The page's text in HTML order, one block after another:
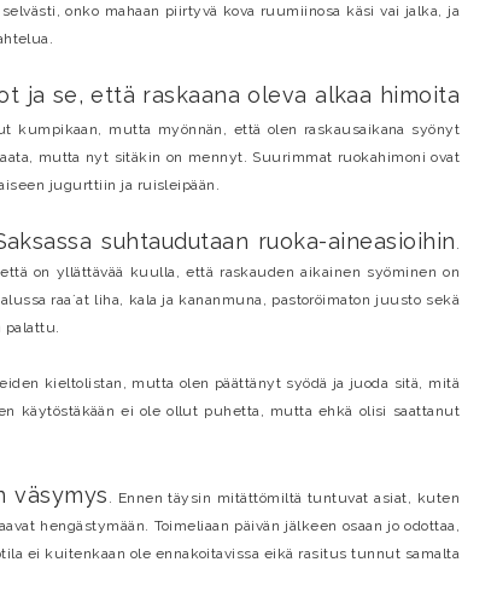
onko mahaan piirtyvä kova ruumiinosa käsi vai jalka, ja
ja se, että raskaana oleva alkaa himoita
kumpikaan, mutta myönnän, että olen raskausaikana syönyt
mutta nyt sitäkin on mennyt. Suurimmat ruokahimoni ovat
jugurttiin ja ruisleipään.
suhtaudutaan ruoka-aineasioihin
on yllättävää kuulla, että raskauden aikainen syöminen on
raa´at liha, kala ja kananmuna, pastoröimaton juusto sekä
kieltolistan, mutta olen päättänyt syödä ja juoda sitä, mitä
käytöstäkään ei ole ollut puhetta, mutta ehkä olisi saattanut
väsymys
. Ennen täysin mitättömiltä tuntuvat asiat, kuten
hengästymään. Toimeliaan päivän jälkeen osaan jo odottaa,
ei kuitenkaan ole ennakoitavissa eikä rasitus tunnut samalta